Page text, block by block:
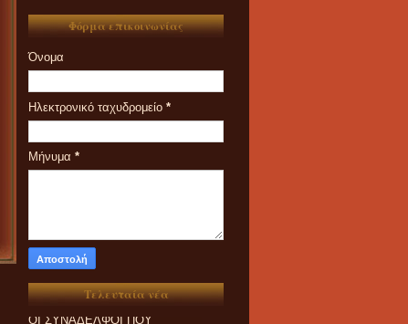
Φόρμα επικοινωνίας
Όνομα
Ηλεκτρονικό ταχυδρομείο *
Μήνυμα *
Τελευταία νέα
ΟΙ ΣΥΝΑΔΕΛΦΟΙ ΠΟΥ
ΕΝΔΙΑΦΕΡΟΝΤΑΙ ΓΙΑ